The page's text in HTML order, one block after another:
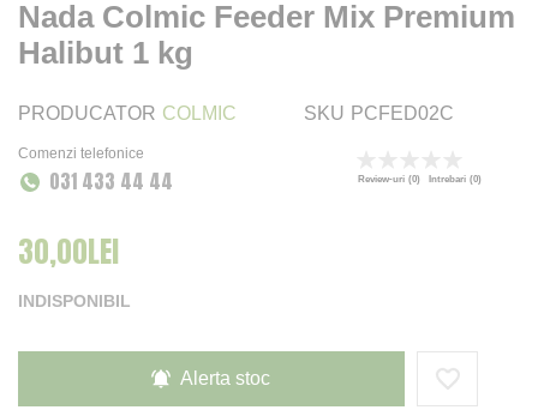
Nada Colmic Feeder Mix Premium
Halibut 1 kg
PRODUCATOR COLMIC SKU PCFED02C
Comenzi telefonice
031 433 44 44
0
% of100
Review-uri (0) Intrebari (0)
30,00LEI
INDISPONIBIL
Alerta stoc